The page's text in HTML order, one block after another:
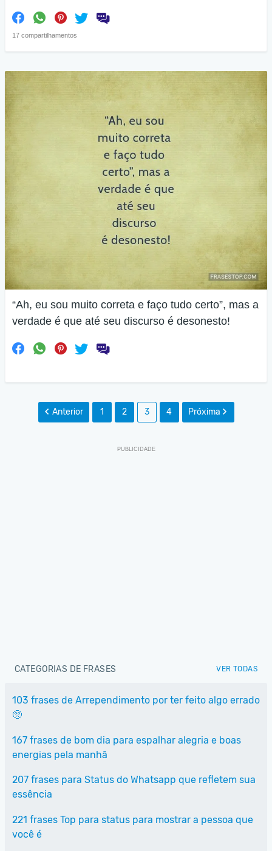
17 compartilhamentos
“Ah, eu sou muito correta e faço tudo certo”, mas a
verdade é que até seu discurso é desonesto!
Anterior 1 2 3 4 Próxima
CATEGORIAS DE FRASES VER TODAS
103 frases de Arrependimento por ter feito algo errado
🥺
167 frases de bom dia para espalhar alegria e boas
energias pela manhã
207 frases para Status do Whatsapp que refletem sua
essência
221 frases Top para status para mostrar a pessoa que
você é